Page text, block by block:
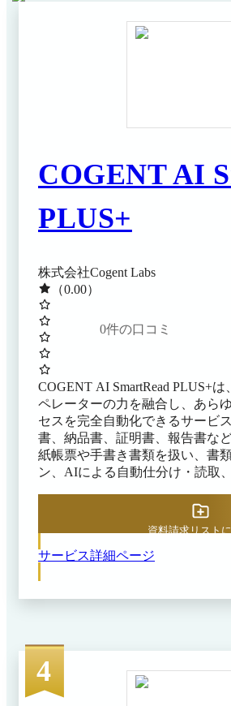
票発行サービスの市場の実態と
COGENT AI
PLUS+
株式会社Cogent Labs
（0.00）
0件の口コミ
COGENT AI SmartRead PLUS+
ペレーターの力を融合し、あら
セスを完全自動化できるサービスです。 注
書、納品書、証明書、報告書な
紙帳票や手書き書類を扱い、書
ン、AIによる自動仕分け・読取
ョン)。利用企業側の作業は「書
了する設計が特長です。 COGENT AI SmartRead
金融機関レベルの堅牢なセキュ
を力強く後押しし、人手不足の
タ活用による価値創出をサポー
サービス詳細ページ
資料請求リスト
4